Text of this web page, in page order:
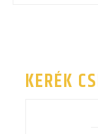
KERÉK